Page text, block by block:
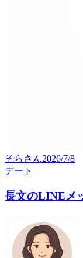
そら さん2026/7/8
デート
長文のLINEメ